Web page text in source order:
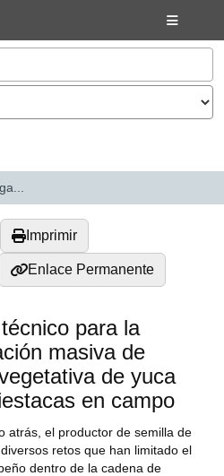
Imprimir
Enlace Permanente
para la
masiva de
de yuca
en campo
atrás, el productor de semilla de
retos que han limitado el
dentro de la cadena de